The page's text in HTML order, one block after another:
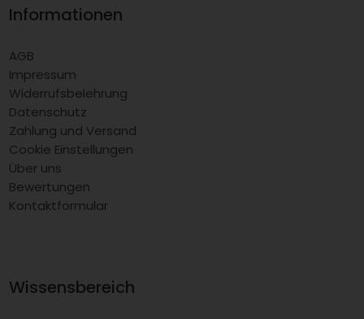
Informationen
AGB
Impressum
Widerrufsbelehrung
Datenschutz
Zahlung und Versand
Cookie Einstellungen
Über uns
Bewertungen
Kontaktformular
Wissensbereich